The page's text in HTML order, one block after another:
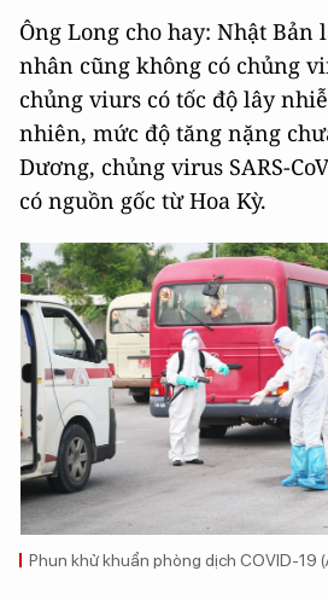
Ông Long cho hay: Nhật Bản
nhân cũng không có chủng
chủng viurs có tốc độ lây
nhiên, mức độ tăng nặng
Dương, chủng virus SARS-
có nguồn gốc từ Hoa Kỳ.
Phun khử khuẩn phòng dịch COVID-19